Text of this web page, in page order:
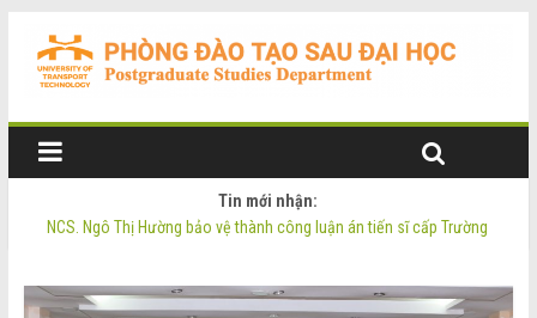
Tin mới nhận:
NCS. Ngô Thị Hường bảo vệ thành công luận án tiến sĩ cấp Trường
Thông tin luận án tiến sĩ của NCS. Ngô Thị Hường